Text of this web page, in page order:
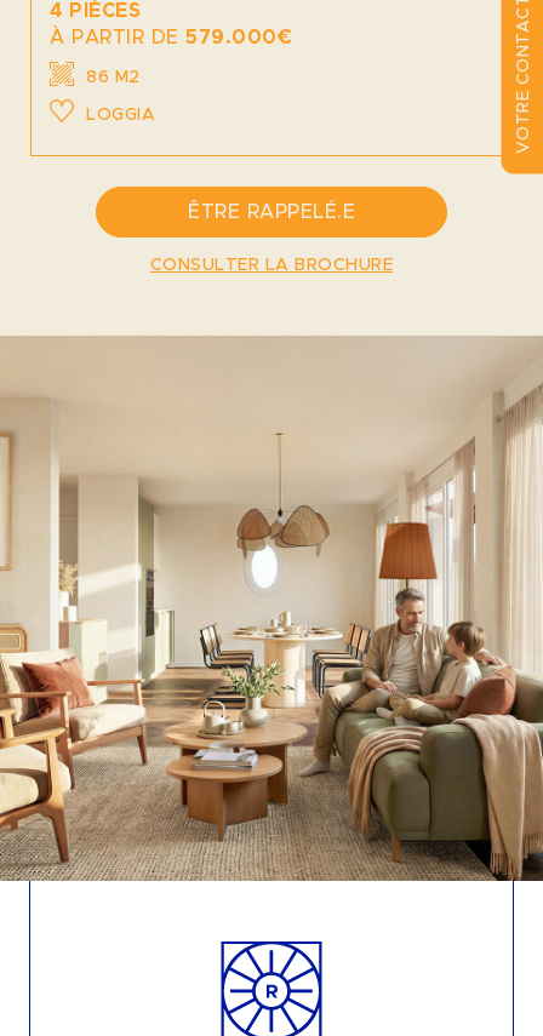
4 PIÈCES
À PARTIR DE 579.000€
86 M2
LOGGIA
ÊTRE RAPPELÉ.E
CONSULTER LA BROCHURE
VOTRE CONTACT